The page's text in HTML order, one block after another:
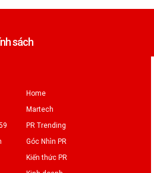
sách
Home
Martech
PR Trending
Góc Nhìn PR
Kiến thức PR